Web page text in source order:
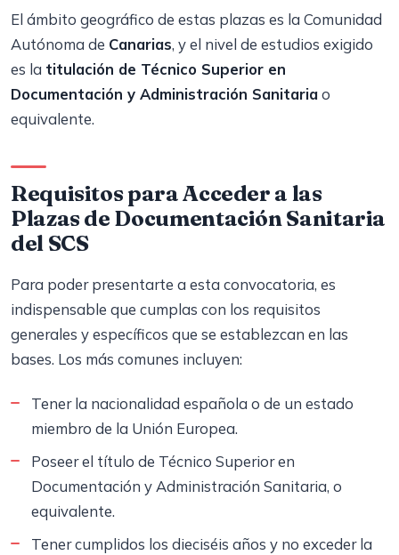
El ámbito geográfico de estas plazas es la Comunidad
Autónoma de Canarias, y el nivel de estudios exigido
es la titulación de Técnico Superior en
Documentación y Administración Sanitariao
equivalente.
Requisitos para Acceder a las
Plazas de Documentación Sanitaria
del SCS
Para poder presentarte a esta convocatoria, es
indispensable que cumplas con los requisitos
generales y específicos que se establezcan en las
bases. Los más comunes incluyen:
Tener la nacionalidad española o de un estado
miembro de la Unión Europea.
Poseer el título de Técnico Superior en
Documentación y Administración Sanitaria, o
equivalente.
Tener cumplidos los dieciséis años y no exceder la